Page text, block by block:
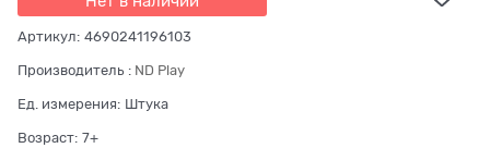
Артикул: 4690241196103
Производитель : ND Play
Ед. измерения: Штука
Возраст: 7+